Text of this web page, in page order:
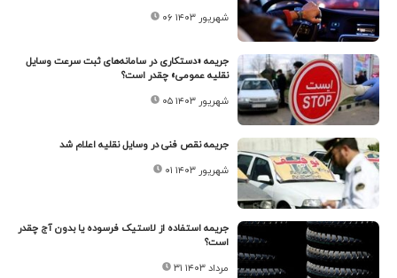
۰۶ شهریور ۱۴۰۳
جریمه «دستکاری در سامانه‌های ثبت سرعت وسایل
نقلیه عمومی» چقدر است؟
۰۵ شهریور ۱۴۰۳
جریمه نقص فنی در وسایل نقلیه اعلام شد
۰۱ شهریور ۱۴۰۳
جریمه استفاده از لاستیک فرسوده یا بدون آج چقدر
است؟
۳۱ مرداد ۱۴۰۳